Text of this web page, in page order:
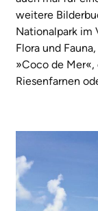
weitere
Nationalpark im
Flora und
»Coco de
Riesenfarnen